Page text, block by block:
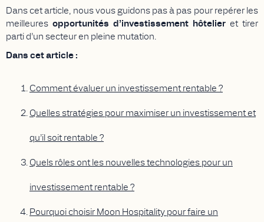
Dans cet article, nous vous guidons pas à pas pour repérer les
meilleures opportunités d’investissement hôtelier et tirer
parti d’un secteur en pleine mutation.
Dans cet article :
Comment évaluer un investissement rentable ?
Quelles stratégies pour maximiser un investissement et
qu’il soit rentable ?
Quels rôles ont les nouvelles technologies pour un
investissement rentable ?
Pourquoi choisir Moon Hospitality pour faire un